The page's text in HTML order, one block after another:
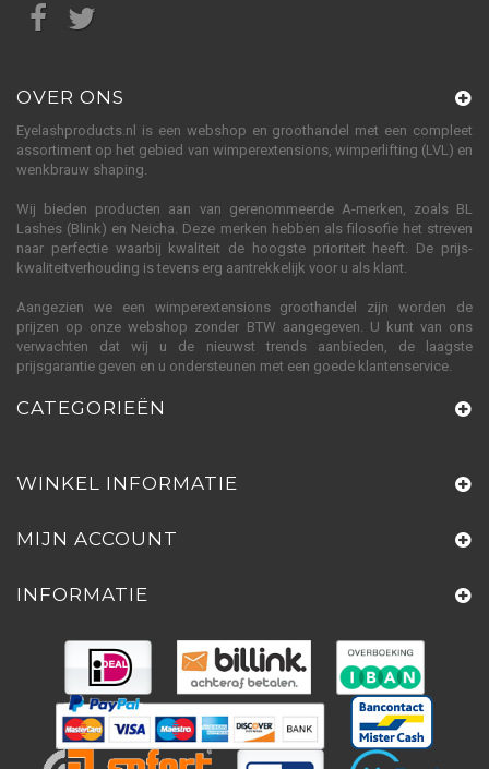
OVER ONS
Eyelashproducts.nl is een webshop en groothandel met een compleet
assortiment op het gebied van wimperextensions, wimperlifting (LVL) en
wenkbrauw shaping.
Wij bieden producten aan van gerenommeerde A-merken, zoals BL
Lashes (Blink) en Neicha. Deze merken hebben als filosofie het streven
naar perfectie waarbij kwaliteit de hoogste prioriteit heeft. De prijs-
kwaliteitverhouding is tevens erg aantrekkelijk voor u als klant.
Aangezien we een wimperextensions groothandel zijn worden de
prijzen op onze webshop zonder BTW aangegeven. U kunt van ons
verwachten dat wij u de nieuwst trends aanbieden, de laagste
prijsgarantie geven en u ondersteunen met een goede klantenservice.
CATEGORIEËN
WINKEL INFORMATIE
MIJN ACCOUNT
INFORMATIE